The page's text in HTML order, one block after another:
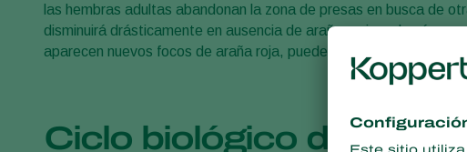
las hembras adultas abandonan la zona de presas en busca de
disminuirá drásticamente en ausencia de arañas rojas y los
aparecen nuevos focos de araña roja, puede ser necesario
Ciclo biológico de